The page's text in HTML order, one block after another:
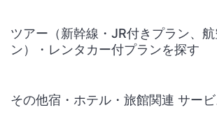
ツアー（新幹線・JR付きプラン、
ン）・レンタカー付プランを探す
その他宿・ホテル・旅館関連 サービ